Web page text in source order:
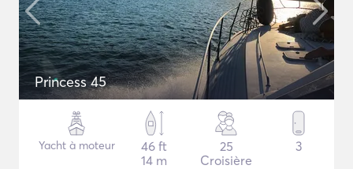
Princess 45
Yacht à moteur
46 ft
14 m
25
Croisière
3